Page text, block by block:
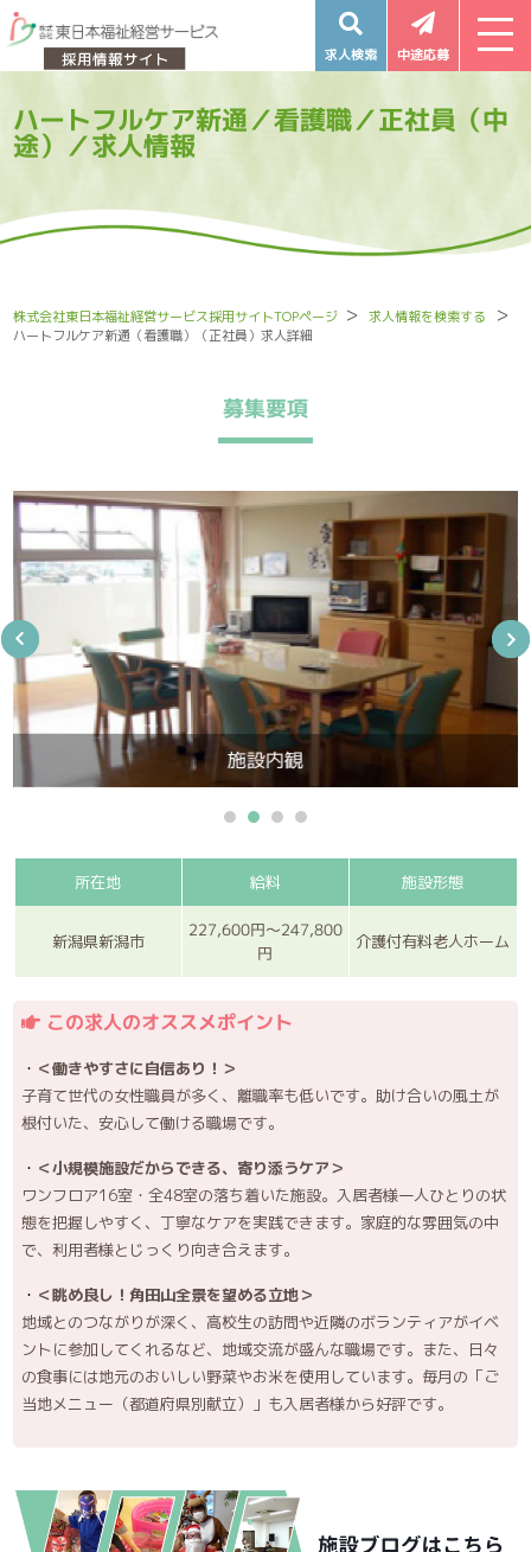
求人検索 中途応募
ハートフルケア新通／看護職／正社員（中
途）／求人情報
株式会社東日本福祉経営サービス採用サイトTOPページ
求人情報を検索する
ハートフルケア新通（看護職）（正社員）求人詳細
募集要項
施設内観
所在地 給料 施設形態
新潟県新潟市
227,600円～247,800
円
介護付有料老人ホーム
この求人のオススメポイント
＜働きやすさに自信あり！＞
子育て世代の女性職員が多く、離職率も低いです。助け合いの風土が
根付いた、安心して働ける職場です。
＜小規模施設だからできる、寄り添うケア＞
ワンフロア16室・全48室の落ち着いた施設。入居者様一人ひとりの状
態を把握しやすく、丁寧なケアを実践できます。家庭的な雰囲気の中
で、利用者様とじっくり向き合えます。
＜眺め良し！角田山全景を望める立地＞
地域とのつながりが深く、高校生の訪問や近隣のボランティアがイベ
ントに参加してくれるなど、地域交流が盛んな職場です。また、日々
の食事には地元のおいしい野菜やお米を使用しています。毎月の「ご
当地メニュー（都道府県別献立）」も入居者様から好評です。